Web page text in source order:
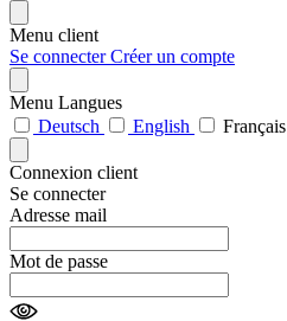
Menu client
Se connecterCréer un compte
Menu Langues
Deutsch
English Français
Connexion client
Se connecter
Adresse mail
Mot de passe